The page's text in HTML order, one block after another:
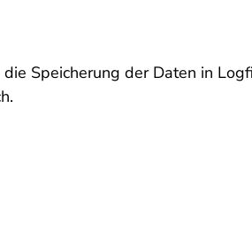
Speicherung der Daten in